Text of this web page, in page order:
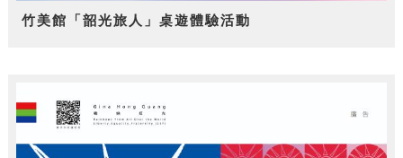
竹美館「韶光旅人」桌遊體驗活動